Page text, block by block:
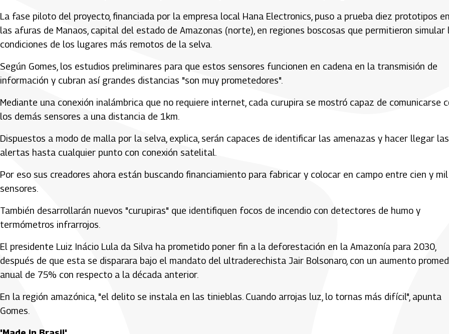
La fase piloto del proyecto, financiada por la empresa local Hana Electronics, puso a prueba diez prototipos en
las afuras de Manaos, capital del estado de Amazonas (norte), en regiones boscosas que permitieron simular
condiciones de los lugares más remotos de la selva.
Según Gomes, los estudios preliminares para que estos sensores funcionen en cadena en la transmisión de
información y cubran así grandes distancias "son muy prometedores".
Mediante una conexión inalámbrica que no requiere internet, cada curupira se mostró capaz de comunicarse
los demás sensores a una distancia de 1km.
Dispuestos a modo de malla por la selva, explica, serán capaces de identificar las amenazas y hacer llegar las
alertas hasta cualquier punto con conexión satelital.
Por eso sus creadores ahora están buscando financiamiento para fabricar y colocar en campo entre cien y mil
sensores.
También desarrollarán nuevos "curupiras" que identifiquen focos de incendio con detectores de humo y
termómetros infrarrojos.
El presidente Luiz Inácio Lula da Silva ha prometido poner fin a la deforestación en la Amazonía para 2030,
después de que esta se disparara bajo el mandato del ultraderechista Jair Bolsonaro, con un aumento
anual de 75% con respecto a la década anterior.
En la región amazónica, "el delito se instala en las tinieblas. Cuando arrojas luz, lo tornas más difícil", apunta
Gomes.